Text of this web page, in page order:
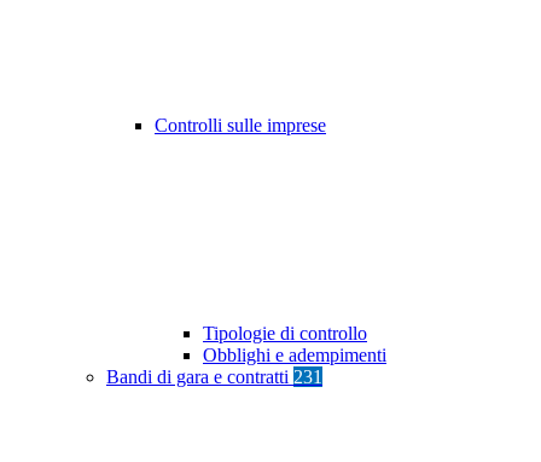
Controlli sulle imprese
Tipologie di controllo
Obblighi e adempimenti
Bandi di gara e contratti 231